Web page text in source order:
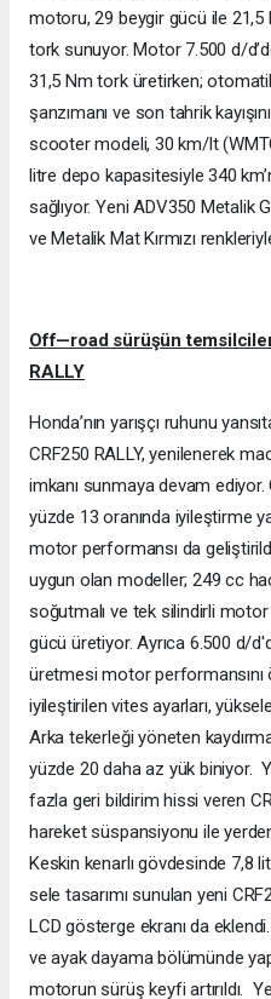
motoru, 29 beygir gücü ile
tork sunuyor. Motor 7.500 d/
31,5 Nm tork üretirken;
şanzımanı ve son tahrik
scooter modeli, 30 km/lt
litre depo kapasitesiyle 340
sağlıyor. Yeni ADV350 Metalik
ve Metalik Mat Kırmızı
Off—road sürüşün
RALLY
Honda’nın yarışçı ruhunu
CRF250 RALLY, yenilenerek
imkanı sunmaya devam ediyor.
yüzde 13 oranında iyileştirme
motor performansı da
uygun olan modeller; 249 cc
soğutmalı ve tek silindirli
gücü üretiyor. Ayrıca 6.500 d/
üretmesi motor performansını
iyileştirilen vites ayarları,
Arka tekerleği yöneten
yüzde 20 daha az yük biniyor.
fazla geri bildirim hissi veren
hareket süspansiyonu ile
Keskin kenarlı gövdesinde 7,8
sele tasarımı sunulan yeni
LCD gösterge ekranı da
ve ayak dayama bölümünde
motorun sürüş keyfi artırıldı.